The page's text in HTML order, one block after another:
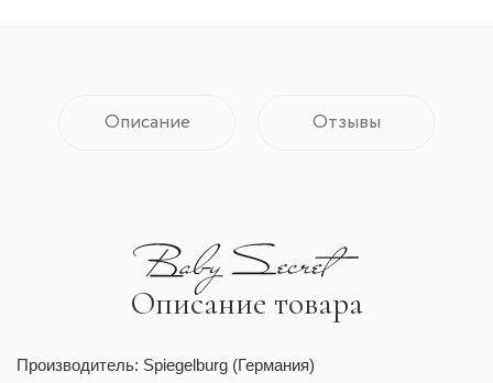
Описание Отзывы
Описание товара
Производитель: Spiegelburg (Германия)